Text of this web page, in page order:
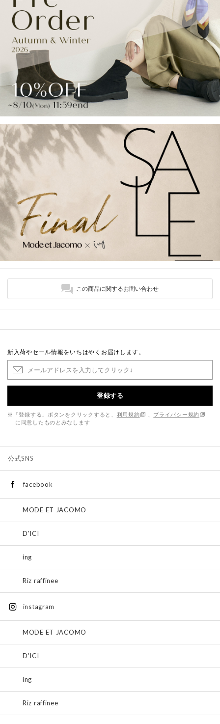
この商品に関するお問い合わせ
新入荷やセール情報をいちはやくお届けします。
登録する
※「登録する」ボタンをクリックすると、 利用規約
プライバシー規約
に同意したものとみなします
公式SNS
facebook
MODE ET JACOMO
D'ICI
ing
Riz raffinee
instagram
MODE ET JACOMO
D'ICI
ing
Riz raffinee